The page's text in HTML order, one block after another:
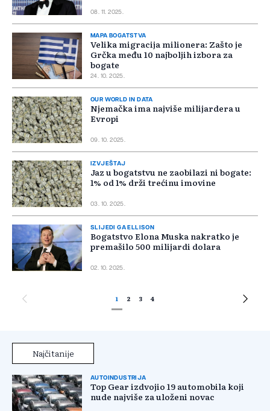
08. 11. 2025.
MAPA BOGATSTVA
Velika migracija milionera: Zašto je
Grčka među 10 najboljih izbora za
bogate
24. 10. 2025.
OUR WORLD IN DATA
Njemačka ima najviše milijardera u
Evropi
09. 10. 2025.
IZVJEŠTAJ
Jaz u bogatstvu ne zaobilazi ni bogate:
1% od 1% drži trećinu imovine
03. 10. 2025.
SLIJEDI GA ELLISON
Bogatstvo Elona Muska nakratko je
premašilo 500 milijardi dolara
02. 10. 2025.
1 2 3 4
Najčitanije
AUTOINDUSTRIJA
Top Gear izdvojio 19 automobila koji
nude najviše za uloženi novac